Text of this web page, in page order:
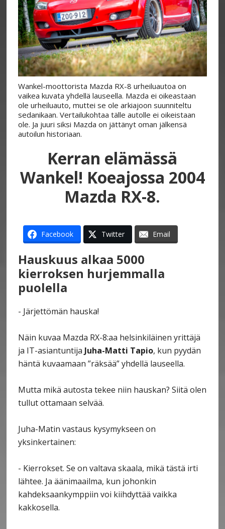
Wankel-moottorista Mazda RX-8 urheiluautoa on
vaikea kuvata yhdellä lauseella. Mazda ei oikeastaan
ole urheiluauto, muttei se ole arkiajoon suunniteltu
sedanikaan. Vertailukohtaa tälle autolle ei oikeistaan
ole. Ja juuri siksi Mazda on jättänyt oman jälkensä
autoilun historiaan.
Kerran elämässä
Wankel! Koeajossa 2004
Mazda RX-8.
Facebook Twitter Email
Hauskuus alkaa 5000
kierroksen hurjemmalla
puolella
- Järjettömän hauska!
Näin kuvaa Mazda RX-8:aa helsinkiläinen yrittäjä
ja IT-asiantuntija Juha-Matti Tapio, kun pyydän
häntä kuvaamaan ”räksää” yhdellä lauseella.
Mutta mikä autosta tekee niin hauskan? Siitä olen
tullut ottamaan selvää.
Juha-Matin vastaus kysymykseen on
yksinkertainen:
- Kierrokset. Se on valtava skaala, mikä tästä irti
lähtee. Ja äänimaailma, kun johonkin
kahdeksaankymppiin voi kiihdyttää vaikka
kakkosella.